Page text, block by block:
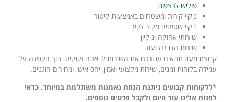
פוליש לרצפות
ניקוי קירות ומשטחים באמצעות קיטור
ניקוי שטיחים מקיר לקיר
שירותי אחזקה וניקיון
שירות הדברה ועוד
קבוצת מעוז תתאים עבורכם את השירות לו אתם זקוקים. תוך הקפדה על
עמידה בלוחות זמנים, שירות מקצועי ואמין, יחס אישי ומחירים הוגנים.
*ללקוחות קבועים ניתנת הנחת נאמנות משתלמת במיוחד. כדאי
לפנות אלינו עוד היום ולקבל פרטים נוספים.